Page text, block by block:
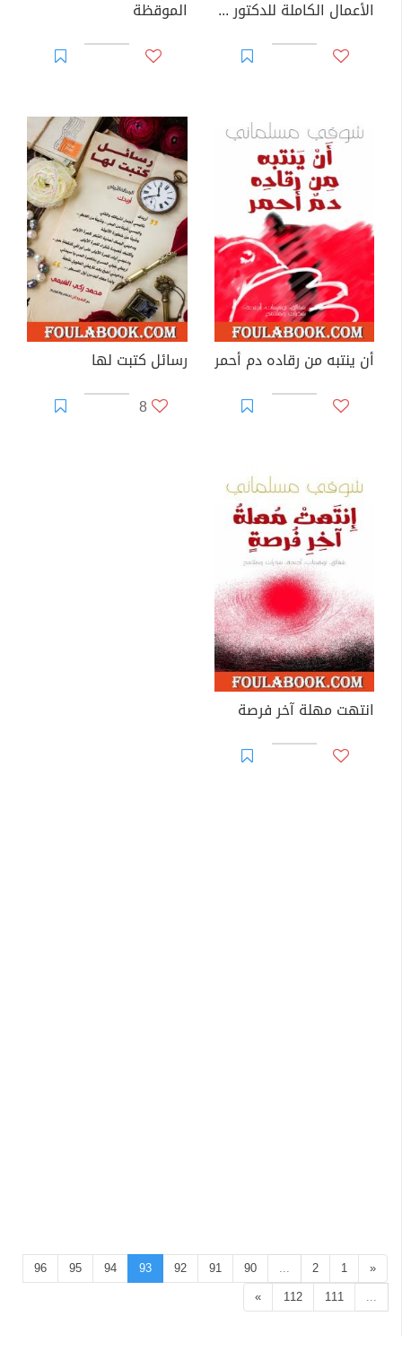
الأعمال الكاملة للدكتور عبد الله باشراحيل الموقظة
أن ينتبه من رقاده دم أحمر
رسائل كتبت لها
8
انتهت مهلة آخر فرصة
«
1
2
...
90
91
92
93
94
95
96
...
111
112
»